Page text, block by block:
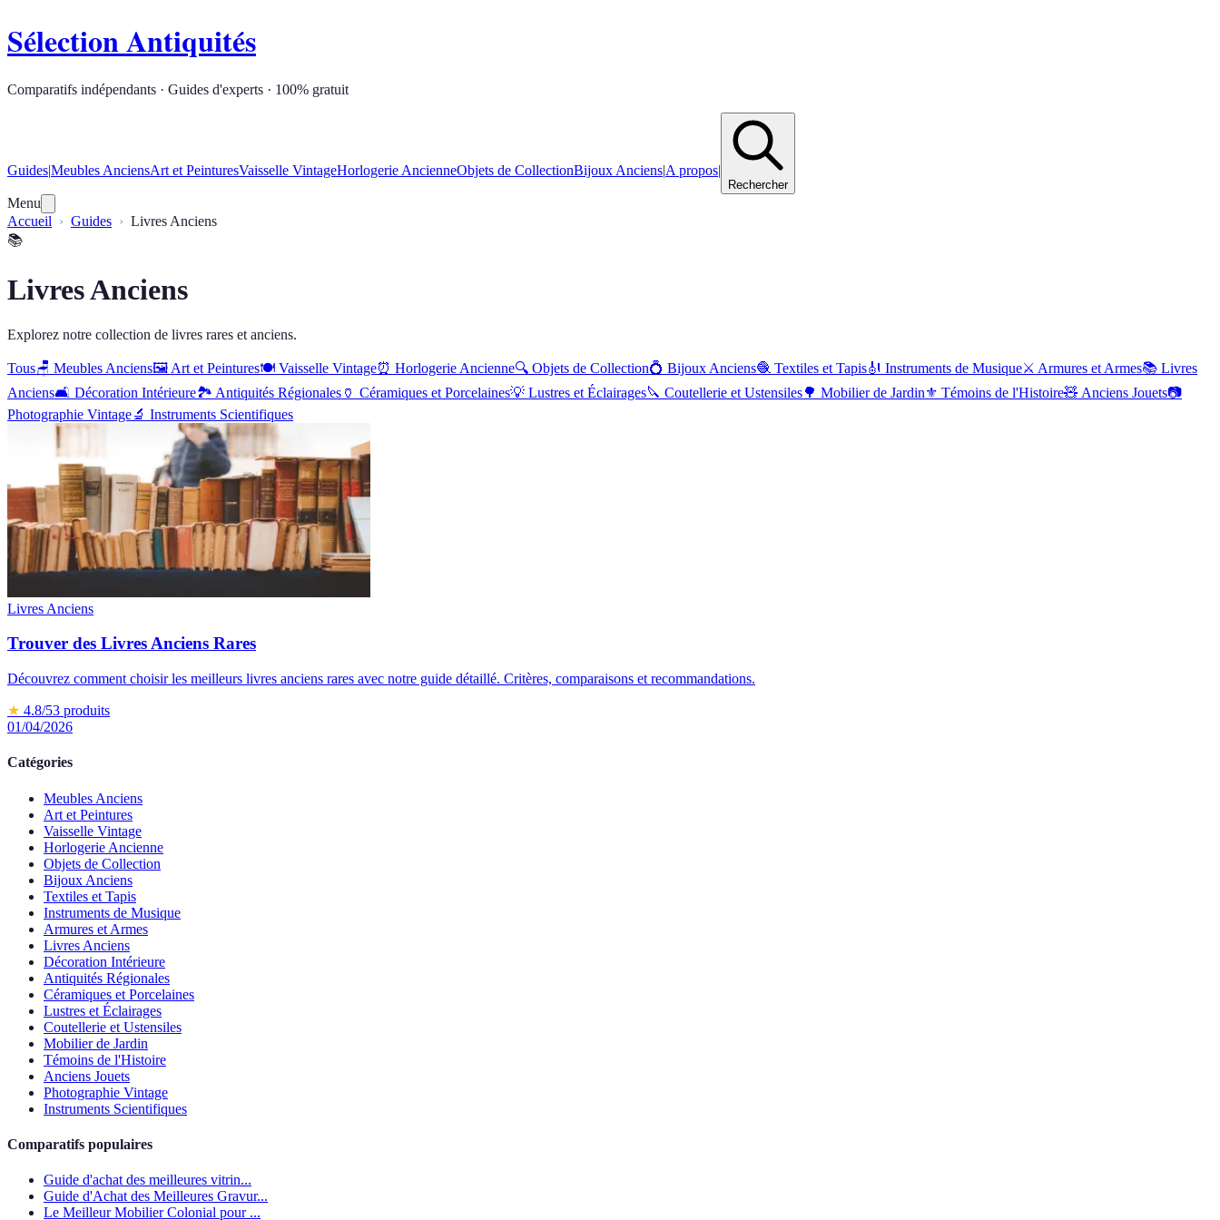
Sélection Antiquités
Comparatifs indépendants · Guides d'experts · 100% gratuit
Guides|Meubles AnciensArt et PeinturesVaisselle VintageHorlogerie AncienneObjets de CollectionBijoux Anciens|A propos|
Rechercher
Menu
Accueil
Guides
Livres Anciens
📚
Livres Anciens
Explorez notre collection de livres rares et anciens.
Tous🪑 Meubles Anciens🖼️ Art et Peintures🍽️ Vaisselle Vintage⏰ Horlogerie Ancienne🔍 Objets de Collection💍 Bijoux Anciens🧶 Textiles et Tapis🎻 Instruments de Musique⚔️ Armures et Armes📚 Livres
Anciens🛋️ Décoration Intérieure🏞️ Antiquités Régionales 🏺 Céramiques et Porcelaines💡 Lustres et Éclairages🔪 Coutellerie et Ustensiles🌳 Mobilier de Jardin⚜️ Témoins de l'Histoire🧸 Anciens Jouets📷
Photographie Vintage🔬 Instruments Scientifiques
Livres Anciens
Trouver des Livres Anciens Rares
Découvrez comment choisir les meilleurs livres anciens rares avec notre guide détaillé. Critères, comparaisons et recommandations.
★ 4.8/53 produits
01/04/2026
Catégories
Meubles Anciens
Art et Peintures
Vaisselle Vintage
Horlogerie Ancienne
Objets de Collection
Bijoux Anciens
Textiles et Tapis
Instruments de Musique
Armures et Armes
Livres Anciens
Décoration Intérieure
Antiquités Régionales
Céramiques et Porcelaines
Lustres et Éclairages
Coutellerie et Ustensiles
Mobilier de Jardin
Témoins de l'Histoire
Anciens Jouets
Photographie Vintage
Instruments Scientifiques
Comparatifs populaires
Guide d'achat des meilleures vitrin...
Guide d'Achat des Meilleures Gravur...
Le Meilleur Mobilier Colonial pour ...